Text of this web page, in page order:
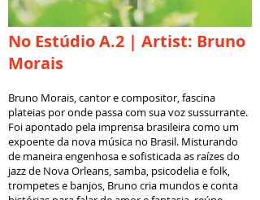
No Estúdio A.2 | Artist: Bruno
Morais
Bruno Morais, cantor e compositor, fascina
plateias por onde passa com sua voz sussurrante.
Foi apontado pela imprensa brasileira como um
expoente da nova música no Brasil. Misturando
de maneira engenhosa e sofisticada as raízes do
jazz de Nova Orleans, samba, psicodelia e folk,
trompetes e banjos, Bruno cria mundos e conta